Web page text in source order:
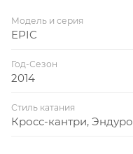
Модель и серия
EPIC
Год-Сезон
2014
Стиль катания
Кросс-кантри, Эндуро